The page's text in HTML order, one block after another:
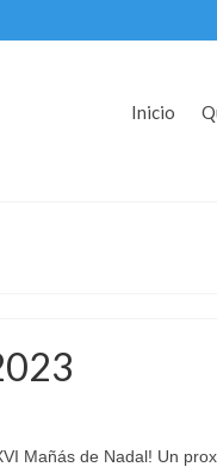
Inicio
Mañás de Nadal! Un